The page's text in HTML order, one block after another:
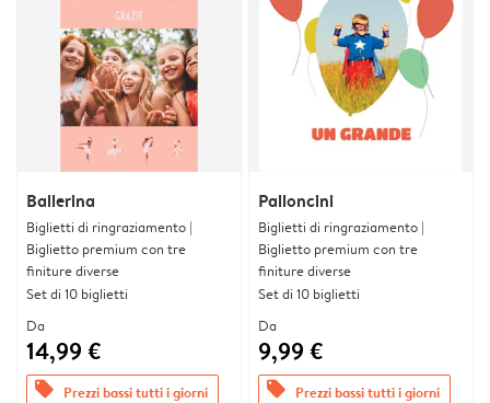
Ballerina
Biglietti di ringraziamento |
Biglietto premium con tre
finiture diverse
Set di 10 biglietti
Da
14,99 €
offers Prezzi bassi tutti i giorni
Palloncini
Biglietti di ringraziamento |
Biglietto premium con tre
finiture diverse
Set di 10 biglietti
Da
9,99 €
offers Prezzi bassi tutti i giorni